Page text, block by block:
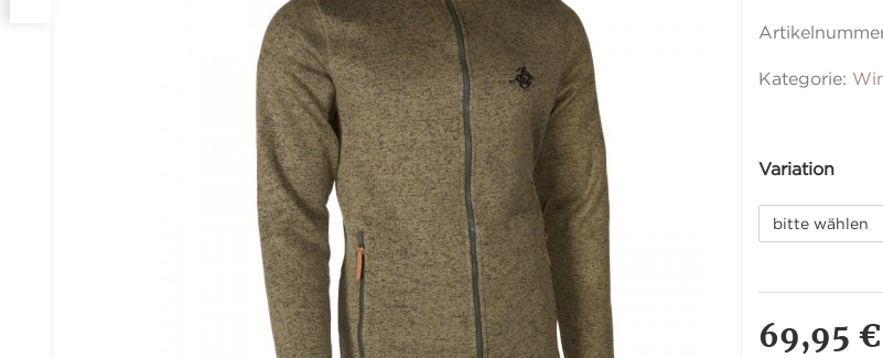
Kategorie:
Variation
bitte wählen
69,95 €